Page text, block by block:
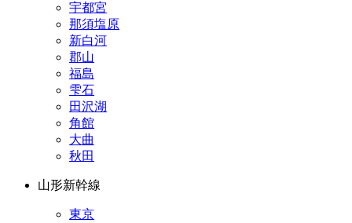
宇都宮
那須塩原
新白河
郡山
福島
雫石
田沢湖
角館
大曲
秋田
山形新幹線
東京